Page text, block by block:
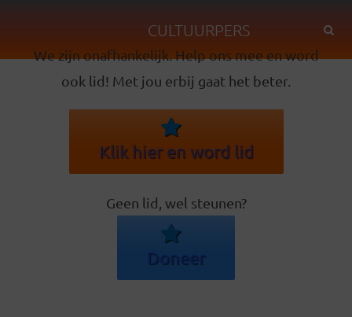
CULTUURPERS
We zijn onafhankelijk. Help ons mee en word
ook lid! Met jou erbij gaat het beter.
Klik hier en word lid
Geen lid, wel steunen?
Doneer